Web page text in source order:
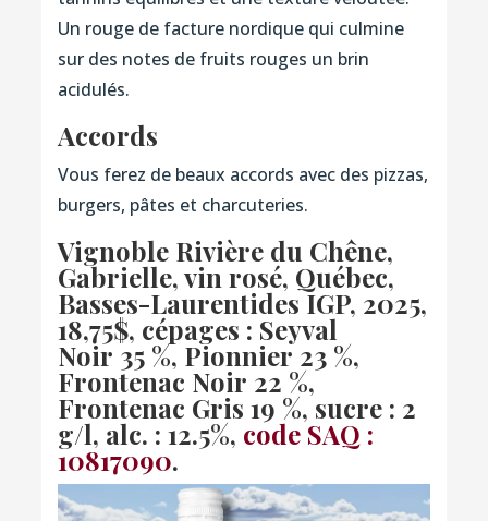
Un rouge de facture nordique qui culmine
sur des notes de fruits rouges un brin
acidulés.
Accords
Vous ferez de beaux accords avec des pizzas,
burgers, pâtes et charcuteries.
Vignoble Rivière du Chêne,
Gabrielle, vin rosé, Québec,
Basses-Laurentides IGP, 2025,
18,75$, cépages : Seyval
Noir 35 %, Pionnier 23 %,
Frontenac Noir 22 %,
Frontenac Gris 19 %, sucre : 2
g/l, alc. : 12.5%, code SAQ :
10817090.